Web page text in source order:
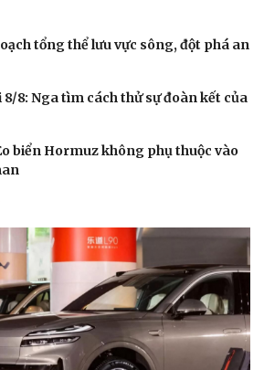
tổng thể lưu vực sông, đột phá an
8/8: Nga tìm cách thử sự đoàn kết của
biển Hormuz không phụ thuộc vào